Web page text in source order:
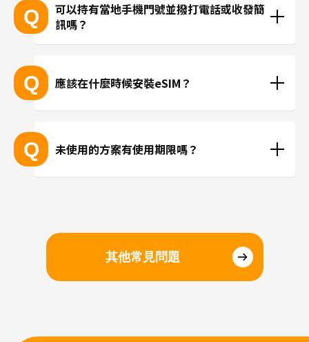
※產品推陳出新，可能無法列出所有最新的型號。
※無法透過個別的查詢確認您的設備是否支援eSIM功
能。
Q
可以持有當地手機門號並撥打電話或收發簡
訊嗎？
LINE或Instagram等使用網路連線進行通話。
Q 應該在什麼時候安裝eSIM？
問題。若擔心當地機場的WiFi速度不夠快，建議您在
國內完成安裝和設定，在當地進行切換eSIM即可。
Q 未使用的方案有使用期限嗎？
其他常見問題